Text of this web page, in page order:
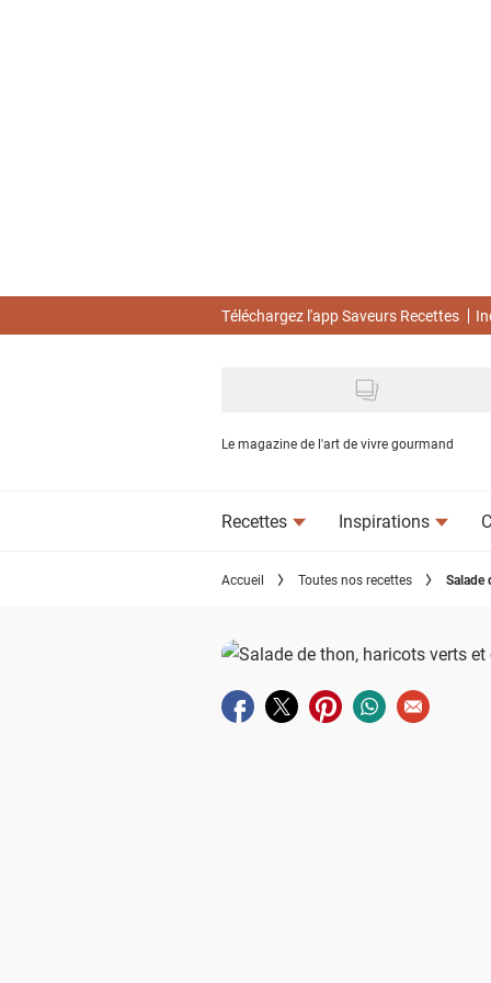
Téléchargez l'app Saveurs Recettes
Le magazine de l'art de vivre gourmand
Recettes Inspirations
Accueil Toutes nos recettes Salade
Partager sur facebook
Partager sur twitter
Partager sur pinterest
Partager sur
Envoyer à